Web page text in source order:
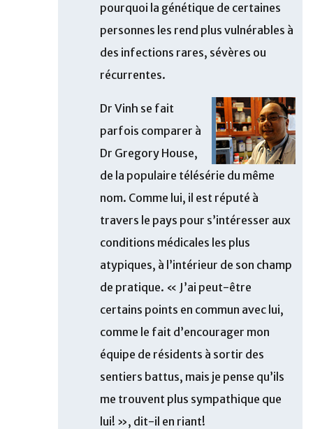
pourquoi la génétique de certaines
personnes les rend plus vulnérables à
des infections rares, sévères ou
récurrentes.
Dr Vinh se fait
parfois comparer à
Dr Gregory House,
de la populaire télésérie du même
nom. Comme lui, il est réputé à
travers le pays pour s’intéresser aux
conditions médicales les plus
atypiques, à l’intérieur de son champ
de pratique. « J’ai peut-être
certains points en commun avec lui,
comme le fait d’encourager mon
équipe de résidents à sortir des
sentiers battus, mais je pense qu’ils
me trouvent plus sympathique que
lui! », dit-il en riant!